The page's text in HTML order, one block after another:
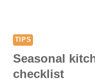
TIPS
Seasonal
checklist